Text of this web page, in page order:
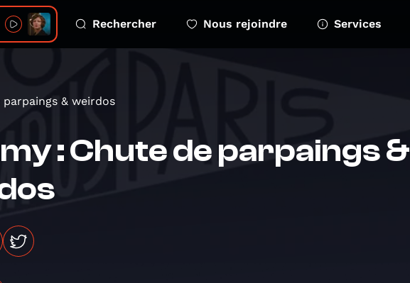
Heart (Obey) Rechercher Nous rejoindre Services
& weirdos
: Chute de parpaings &